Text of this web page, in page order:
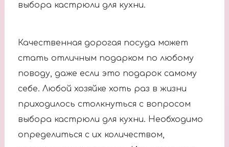
выбора кастрюли для кухни.
Качественная дорогая посуда может
стать отличным подарком по любому
поводу, даже если это подарок самому
себе. Любой хозяйке хоть раз в жизни
приходилось столкнуться с вопросом
выбора кастрюли для кухни. Необходимо
определиться с их количеством,